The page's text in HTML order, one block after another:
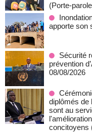
(Porte-
apporte son
Sécurité
prévention
08/08/2026
diplômés de
sont au
concitoyens